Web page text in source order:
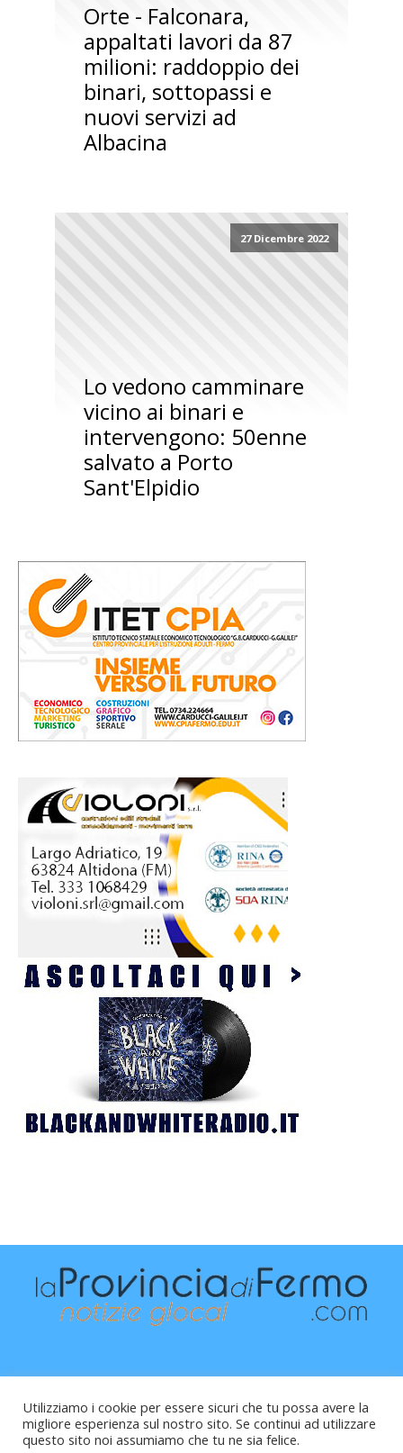
Orte - Falconara,
appaltati lavori da 87
milioni: raddoppio dei
binari, sottopassi e
nuovi servizi ad
Albacina
27 Dicembre 2022
Lo vedono camminare
vicino ai binari e
intervengono: 50enne
salvato a Porto
Sant'Elpidio
Utilizziamo i cookie per essere sicuri che tu possa avere la
migliore esperienza sul nostro sito. Se continui ad utilizzare
questo sito noi assumiamo che tu ne sia felice.